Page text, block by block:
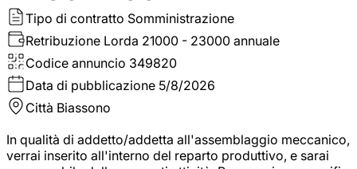
Tipo di contratto Somministrazione
Retribuzione Lorda 21000 - 23000 annuale
Codice annuncio 349820
Data di pubblicazione 5/8/2026
Città Biassono
In qualità di addetto/addetta all'assemblaggio meccanico,
verrai inserito all'interno del reparto produttivo, e sarai